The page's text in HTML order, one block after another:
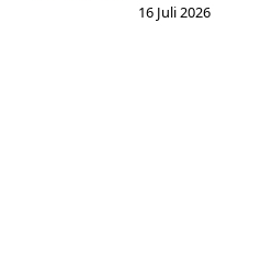
16 Juli 2026